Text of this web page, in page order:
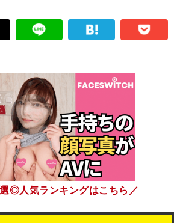
◎人気ランキングはこちら／